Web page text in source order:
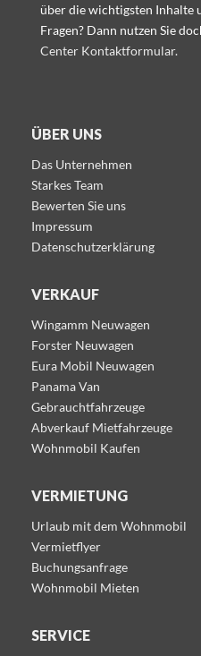
über die wichtigsten Inhalte
Fragen? Dann nutzen Sie
Center Kontaktformular.
ÜBER UNS
Das Unternehmen
Starkes Team
Bewerten Sie uns
Impressum
Datenschutzerklärung
VERKAUF
Wingamm Neuwagen
Forster Neuwagen
Eura Mobil Neuwagen
Panama Van
Gebrauchtfahrzeuge
Abverkauf Mietfahrzeuge
Wohnmobil Kaufen
VERMIETUNG
Urlaub mit dem Wohnmobil
Vermietflyer
Buchungsanfrage
Wohnmobil Mieten
SERVICE